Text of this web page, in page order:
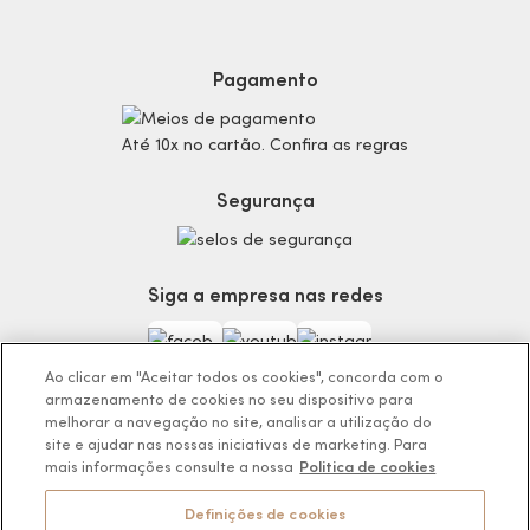
Preferências de Cookies
Consumidor.gov.br
Código de defesa do consumidor
Trocas e Devoluções
Produtos Masculinos
Teste do Tom de Base
Teste da Fragrância Perfeita
Encontre o Presente Ideal!
Beauty Week
Guia da Beleza Eudora
Pagamento
Até 10x no cartão. Confira as regras
Segurança
Siga a empresa nas redes
Os preços da loja online podem variar em relação as lojas físicas e
venda direta.
Ao clicar em "Aceitar todos os cookies", concorda com o
armazenamento de cookies no seu dispositivo para
melhorar a navegação no site, analisar a utilização do
site e ajudar nas nossas iniciativas de marketing. Para
mais informações consulte a nossa Politica de cookies
Definições de cookies